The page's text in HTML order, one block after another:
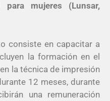
para mujeres (Lunsar,
consiste en capacitar a
la formación en el
la técnica de impresión
12 meses, durante
una remuneración